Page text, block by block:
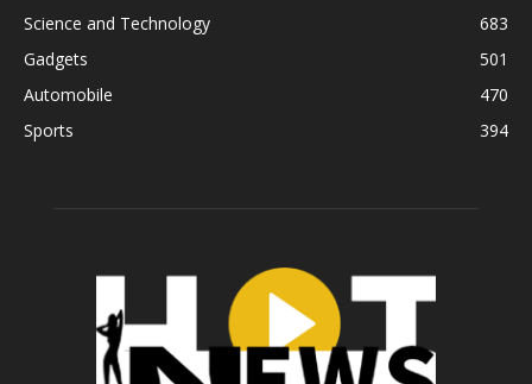
Science and Technology
683
Gadgets
501
Automobile
470
Sports
394